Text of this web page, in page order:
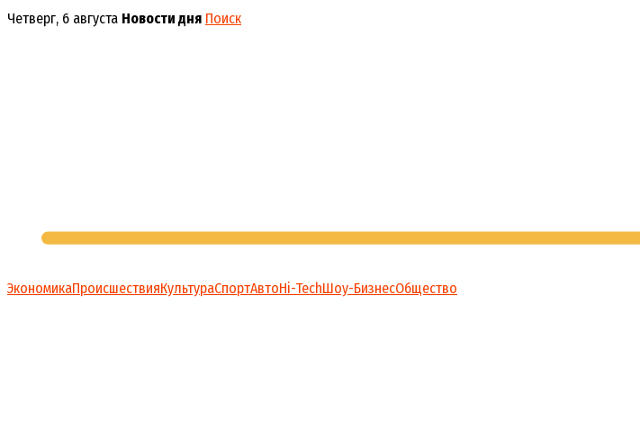
Перейти
Четверг, 6 августа Новости дня Поиск
ЭкономикаПроисшествияКультураСпортАвтоHi-TechШоу-БизнесОбщество